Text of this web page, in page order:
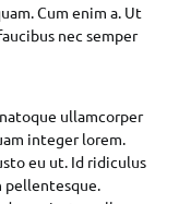
Cum enim a. Ut
nec semper
ullamcorper
integer lorem.
eu ut. Id ridiculus